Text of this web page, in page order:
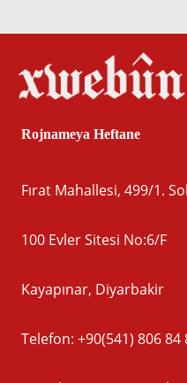
Rojnameya Heftane
Fırat Mahallesi, 499/1.
100 Evler Sitesi No:6/F
Kayapınar, Diyarbakir
Telefon: +90(541) 806 84